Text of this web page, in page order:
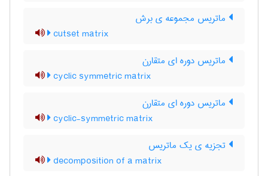
ماتریس مجموعه ی برش
cutset matrix
ماتریس دوره ای متقارن
cyclic symmetric matrix
ماتریس دوره ای متقارن
cyclic-symmetric matrix
تجزیه ی یک ماتریس
decomposition of a matrix